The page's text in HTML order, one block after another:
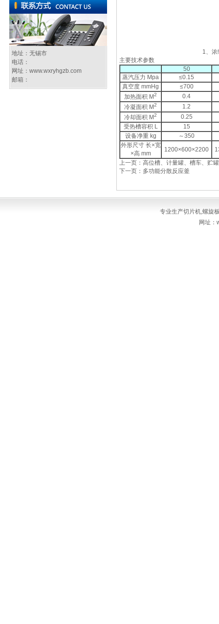
地址：无锡市
电话：
网址： www.wxryhgzb.com
邮箱：
1、
主要技术参数
50
蒸汽压力 Mpa
≤0.15
真空度 mmHg
≤700
加热面积 M2
0.4
冷凝面积 M2
1.2
冷却面积 M2
0.25
受热槽容积 L
15
设备净重 kg
～350
外形尺寸 长×宽
×高 mm
1200×600×2200
上一页：高位槽、计量罐、槽车、贮罐
下一页：多功能分散反应釜
专业生产切片机,螺旋
网址